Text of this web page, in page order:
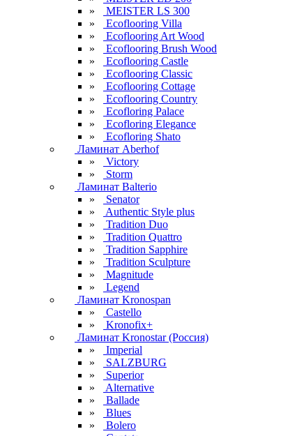
»
MEISTER LS 300
»
Ecoflooring Villa
»
Ecoflooring Art Wood
»
Ecoflooring Brush Wood
»
Ecoflooring Castle
»
Ecoflooring Classic
»
Ecoflooring Cottage
»
Ecoflooring Country
»
Ecofloring Palace
»
Ecofloring Elegance
»
Ecofloring Shato
Ламинат Aberhof
»
Victory
»
Storm
Ламинат Balterio
»
Senator
»
Authentic Style plus
»
Tradition Duo
»
Tradition Quattro
»
Tradition Sapphire
»
Tradition Sculpture
»
Magnitude
»
Legend
Ламинат Kronospan
»
Castello
»
Kronofix+
Ламинат Kronostar (Россия)
»
Imperial
»
SALZBURG
»
Superior
»
Alternative
»
Ballade
»
Blues
»
Bolero